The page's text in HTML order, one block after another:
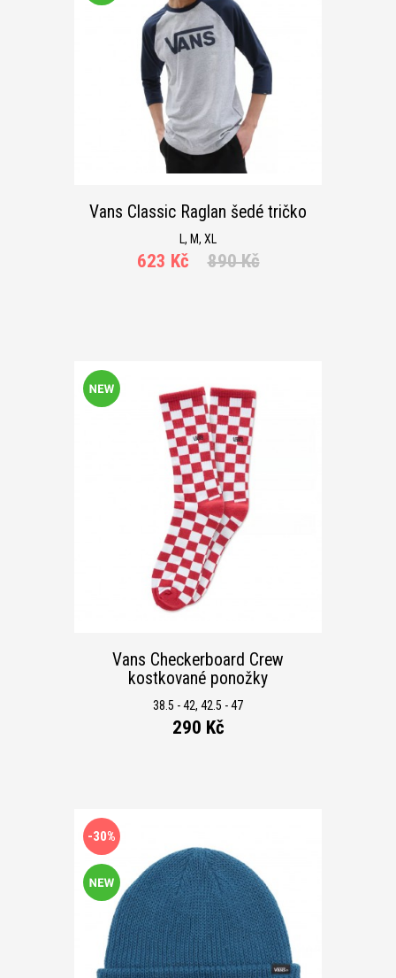
Vans Classic Raglan šedé tričko
L, M, XL
623 Kč 890 Kč
Vans Checkerboard Crew
kostkované ponožky
38.5 - 42, 42.5 - 47
290 Kč
-30%